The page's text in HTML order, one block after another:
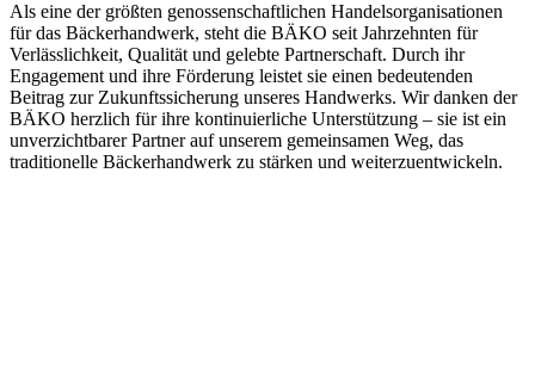
Als eine der größten genossenschaftlichen Handelsorganisationen
für das Bäckerhandwerk, steht die BÄKO seit Jahrzehnten für
Verlässlichkeit, Qualität und gelebte Partnerschaft. Durch ihr
Engagement und ihre Förderung leistet sie einen bedeutenden
Beitrag zur Zukunftssicherung unseres Handwerks. Wir danken der
BÄKO herzlich für ihre kontinuierliche Unterstützung – sie ist ein
unverzichtbarer Partner auf unserem gemeinsamen Weg, das
traditionelle Bäckerhandwerk zu stärken und weiterzuentwickeln.